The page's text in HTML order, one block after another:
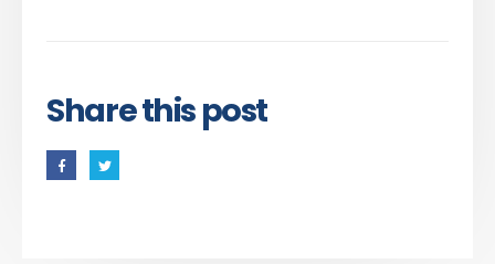
Share this post